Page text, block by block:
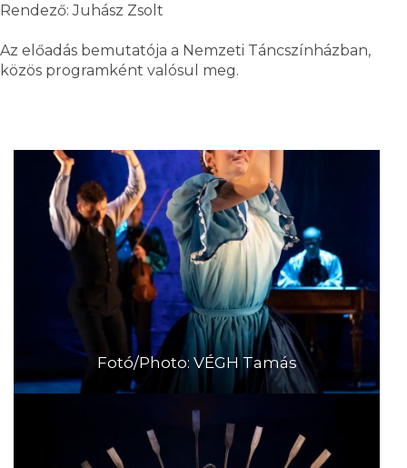
Rendező: Juhász Zsolt
Az előadás bemutatója a Nemzeti Táncszínházban,
közös programként valósul meg.
Fotó/Photo: VÉGH Tamás